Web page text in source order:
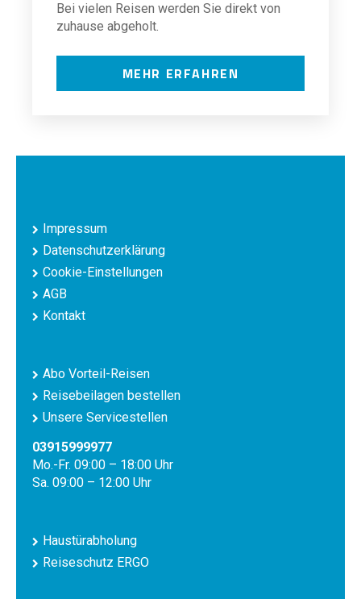
Bei vielen Reisen werden Sie direkt von
zuhause abgeholt.
MEHR ERFAHREN
Impressum
Datenschutzerklärung
Cookie-Einstellungen
AGB
Kontakt
Abo Vorteil-Reisen
Reisebeilagen bestellen
Unsere Servicestellen
03915999977
Mo.-Fr. 09:00 – 18:00 Uhr
Sa. 09:00 – 12:00 Uhr
Haustürabholung
Reiseschutz ERGO